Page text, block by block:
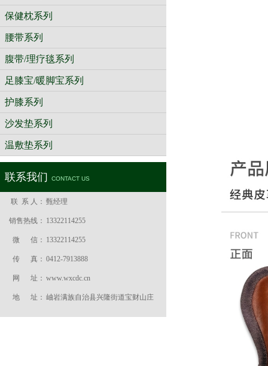
保健枕系列
腰带系列
腹带/理疗毯系列
足膝宝/暖脚宝系列
护膝系列
沙发垫系列
温敷垫系列
联系我们 CONTACT US
联 系 人： 甄经理
销售热线： 13322114255
微 信： 13322114255
传 真： 0412-7913888
网 址： www.wxcdc.cn
地 址： 岫岩满族自治县兴隆街道宝财山庄